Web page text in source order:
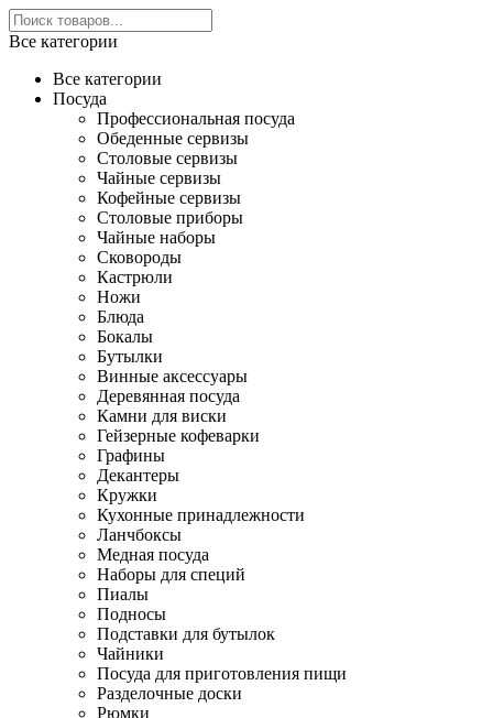
Все категории
Все категории
Посуда
Профессиональная посуда
Обеденные сервизы
Столовые сервизы
Чайные сервизы
Кофейные сервизы
Столовые приборы
Чайные наборы
Сковороды
Кастрюли
Ножи
Блюда
Бокалы
Бутылки
Винные аксессуары
Деревянная посуда
Камни для виски
Гейзерные кофеварки
Графины
Декантеры
Кружки
Кухонные принадлежности
Ланчбоксы
Медная посуда
Наборы для специй
Пиалы
Подносы
Подставки для бутылок
Чайники
Посуда для приготовления пищи
Разделочные доски
Рюмки